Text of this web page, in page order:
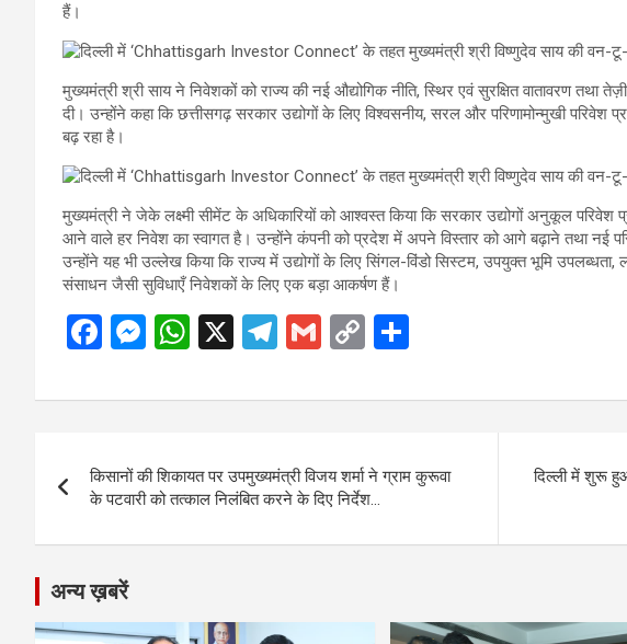
हैं।
मुख्यमंत्री श्री साय ने निवेशकों को राज्य की नई औद्योगिक नीति, स्थिर एवं सुरक्षित वातावरण तथा
दी। उन्होंने कहा कि छत्तीसगढ़ सरकार उद्योगों के लिए विश्वसनीय, सरल और परिणामोन्मुखी परिवेश
बढ़ रहा है।
मुख्यमंत्री ने जेके लक्ष्मी सीमेंट के अधिकारियों को आश्वस्त किया कि सरकार उद्योगों अनुकूल परिवेश
आने वाले हर निवेश का स्वागत है। उन्होंने कंपनी को प्रदेश में अपने विस्तार को आगे बढ़ाने तथा नई
उन्होंने यह भी उल्लेख किया कि राज्य में उद्योगों के लिए सिंगल-विंडो सिस्टम, उपयुक्त भूमि
संसाधन जैसी सुविधाएँ निवेशकों के लिए एक बड़ा आकर्षण हैं।
F
ce
o
o
k
M
se
g
er
W
at
A
p
p
X
T
e
a
m
G
ail
C
py
n
k
ar
navigation
किसानों की शिकायत पर उपमुख्यमंत्री विजय शर्मा ने ग्राम कुरूवा
के पटवारी को तत्काल निलंबित करने के दिए निर्देश…
दिल्ली में शुरू
अन्य ख़बरें